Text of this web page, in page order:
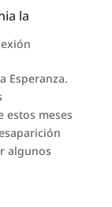
la
Esperanza.
estos meses
algunos